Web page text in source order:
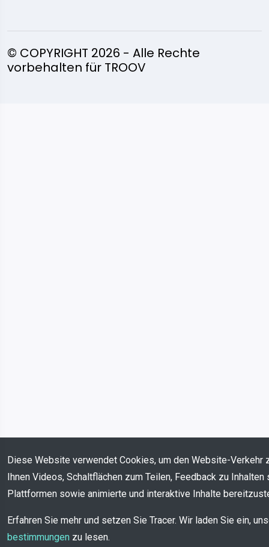
© COPYRIGHT 2026 - Alle Rechte
vorbehalten für TROOV
Diese Website verwendet Cookies, um den Website-Verkehr
Ihnen Videos, Schaltflächen zum Teilen, Feedback zu Inhalten
Plattformen sowie animierte und interaktive Inhalte
Erfahren Sie mehr und setzen Sie Tracer. Wir laden Sie ein,
bestimmungen zu lesen.